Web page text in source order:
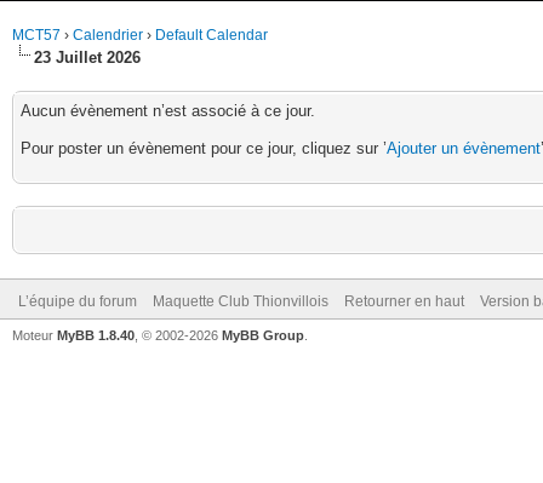
MCT57 › Calendrier › Default Calendar
23 Juillet 2026
Aucun évènement n’est associé à ce jour.
Pour poster un évènement pour ce jour, cliquez sur ’Ajouter un évènement
L’équipe du forum Maquette Club Thionvillois Retourner en haut Version
Moteur MyBB 1.8.40 , © 2002-2026 MyBB Group